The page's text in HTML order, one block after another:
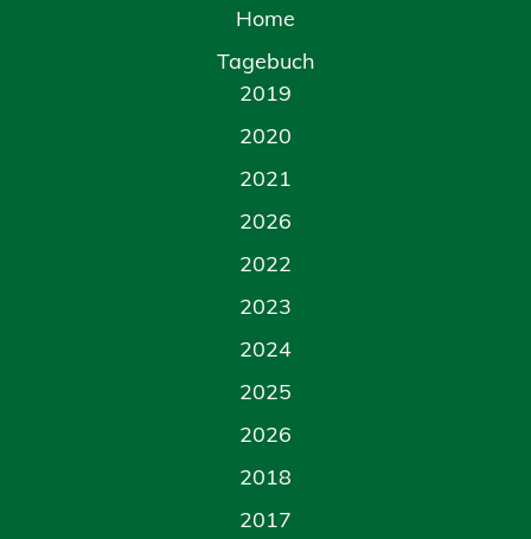
Home
Tagebuch
2019
2020
2021
2026
2022
2023
2024
2025
2026
2018
2017